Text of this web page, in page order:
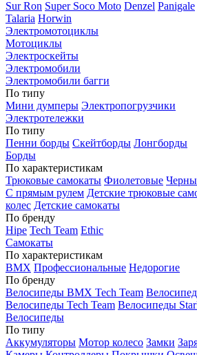
Sur Ron Super Soco Moto Denzel Panigale
Talaria Horwin
Электромотоциклы
Мотоциклы
Электроскейты
Электромобили
Электромобили багги
По типу
Мини думперы Электропогрузчики
Электротележки
По типу
Пенни борды Скейтборды Лонгборды
Борды
По характеристикам
Трюковые самокаты Фиолетовые
С прямым рулем Детские трюковые
колес Детские самокаты
По бренду
Hipe Tech Team Ethic
Самокаты
По характеристикам
BMX Профессиональные Недорогие
По бренду
Велосипеды BMX Tech Team
Велосипеды Tech Team Велосипеды
Велосипеды
По типу
Аккумуляторы Мотор колесо Замки